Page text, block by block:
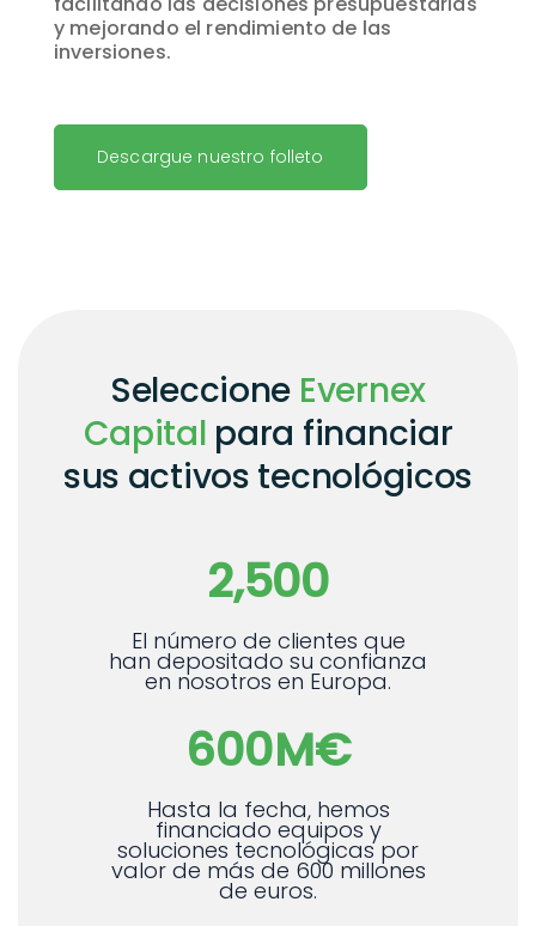
y mejorando el rendimiento de las
inversiones.
Descargue nuestro folleto
Seleccione Evernex
Capital para financiar
sus activos tecnológicos
2,500
El número de clientes que
han depositado su confianza
en nosotros en Europa.
600M€
Hasta la fecha, hemos
financiado equipos y
soluciones tecnológicas por
valor de más de 600 millones
de euros.